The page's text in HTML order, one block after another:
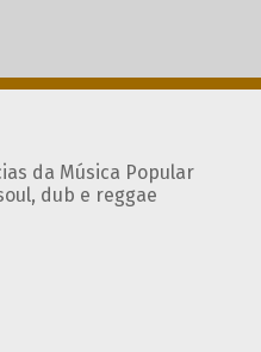
da Música Popular
dub e reggae